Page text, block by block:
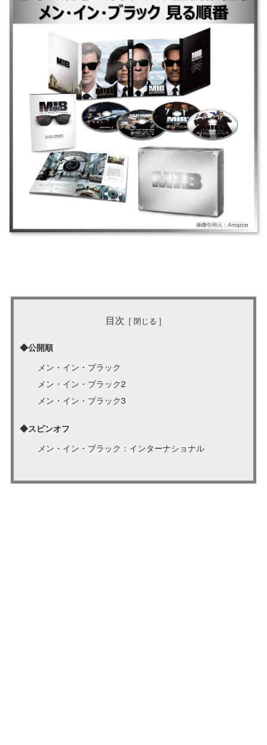
｜◆公開順 ｜メン・イン・ブラック ｜メン・イン・ブラック2 ｜メン・イ
ン・ブラック3 ｜◆スピンオフ ｜メン・イン・ブラック：インターナショ
目次
◆公開順
メン・イン・ブラック
メン・イン・ブラック2
メン・イン・ブラック3
◆スピンオフ
メン・イン・ブラック：インターナショナル